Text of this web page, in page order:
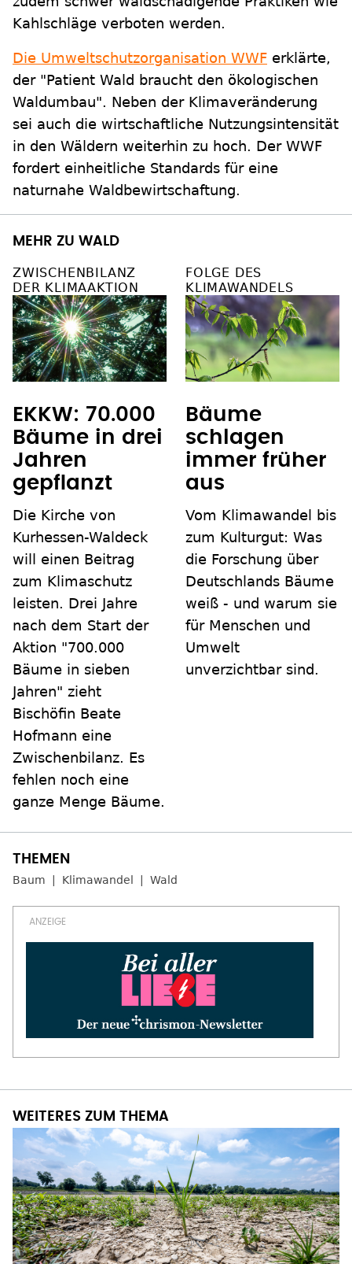
Kahlschläge verboten werden.
Die Umweltschutzorganisation WWF erklärte,
der "Patient Wald braucht den ökologischen
Waldumbau". Neben der Klimaveränderung
sei auch die wirtschaftliche Nutzungsintensität
in den Wäldern weiterhin zu hoch. Der WWF
fordert einheitliche Standards für eine
naturnahe Waldbewirtschaftung.
MEHR ZU WALD
ZWISCHENBILANZ
DER KLIMAAKTION
EKKW: 70.000
Bäume in drei
Jahren
gepflanzt
Die Kirche von
Kurhessen-Waldeck
will einen Beitrag
zum Klimaschutz
leisten. Drei Jahre
nach dem Start der
Aktion "700.000
Bäume in sieben
Jahren" zieht
Bischöfin Beate
Hofmann eine
Zwischenbilanz. Es
fehlen noch eine
ganze Menge Bäume.
FOLGE DES
KLIMAWANDELS
Bäume
schlagen
immer früher
aus
Vom Klimawandel bis
zum Kulturgut: Was
die Forschung über
Deutschlands Bäume
weiß - und warum sie
für Menschen und
Umwelt
unverzichtbar sind.
Baum Klimawandel Wald
WEITERES ZUM THEMA